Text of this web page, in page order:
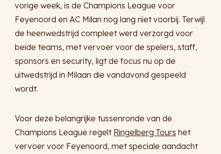
vorige week, is de Champions League voor
Feyenoord en AC Milan nog lang niet voorbij. Terwijl
de heenwedstrijd compleet werd verzorgd voor
beide teams, met vervoer voor de spelers, staff,
sponsors en security, ligt de focus nu op de
uitwedstrijd in Milaan die vandavond gespeeld
wordt.
Voor deze belangrijke tussenronde van de
Champions League regelt Ringelberg Tours het
vervoer voor Feyenoord, met speciale aandacht